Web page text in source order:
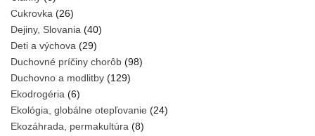
Cukrovka (26)
Dejiny, Slovania (40)
Deti a výchova (29)
Duchovné príčiny chorôb (98)
Duchovno a modlitby (129)
Ekodrogéria (6)
Ekológia, globálne otepľovanie (24)
Ekozáhrada, permakultúra (8)